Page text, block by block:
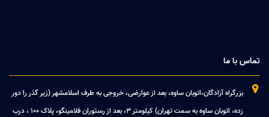
تماس با ما

بزرگراه آزادگان،اتوبان ساوه، بعد از عوارضی، خروجی به طرف اسلامشهر (زیر گذر را دور
زده، اتوبان ساوه به سمت تهران) کیلومتر 3، بعد از رستوران فلامینگو، پلاک 100 ، درب